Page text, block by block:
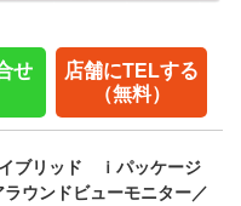
せ 店舗にTELする
（無料）
ブリッド ｉパッケージ
ウンドビューモニター／